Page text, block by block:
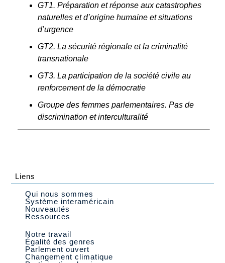
GT1. Préparation et réponse aux catastrophes
naturelles et d’origine humaine et situations
d’urgence
GT2. La sécurité régionale et la criminalité
transnationale
GT3. La participation de la société civile au
renforcement de la démocratie
Groupe des femmes parlementaires. Pas de
discrimination et interculturalité
Liens
Qui nous sommes
Système interaméricain
Nouveautés
Ressources
Notre travail
Égalité des genres
Parlement ouvert
Changement climatique